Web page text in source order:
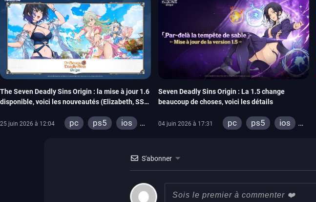
The Seven Deadly Sins Origin : la mise à jour 1.6
disponible, voici les nouveautés (Elizabeth, SSR
25 juin 2026 à 12:04 pc ps5
ios
Seven Deadly Sins Origin : La 1.5 change
beaucoup de choses, voici les détails
04 juin 2026 à 17:31 pc ps5
ios
S'abonner